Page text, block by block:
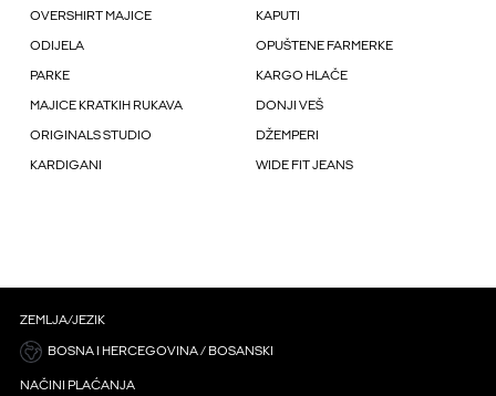
OVERSHIRT MAJICE KAPUTI
ODIJELA OPUŠTENE FARMERKE
PARKE KARGO HLAČE
MAJICE KRATKIH RUKAVA DONJI VEŠ
ORIGINALS STUDIO DŽEMPERI
KARDIGANI WIDE FIT JEANS
ZEMLJA/JEZIK
BOSNA I HERCEGOVINA / BOSANSKI
NAČINI PLAĆANJA